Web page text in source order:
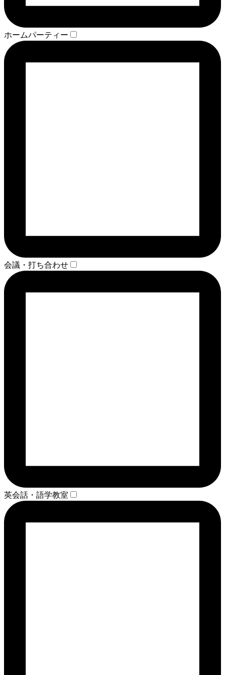
ホームパーティー
会議・打ち合わせ
英会話・語学教室